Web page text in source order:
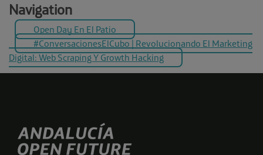
Navigation
Open Day En El Patio
#ConversacionesElCubo | Revolucionando El Marketing
Digital: Web Scraping Y Growth Hacking